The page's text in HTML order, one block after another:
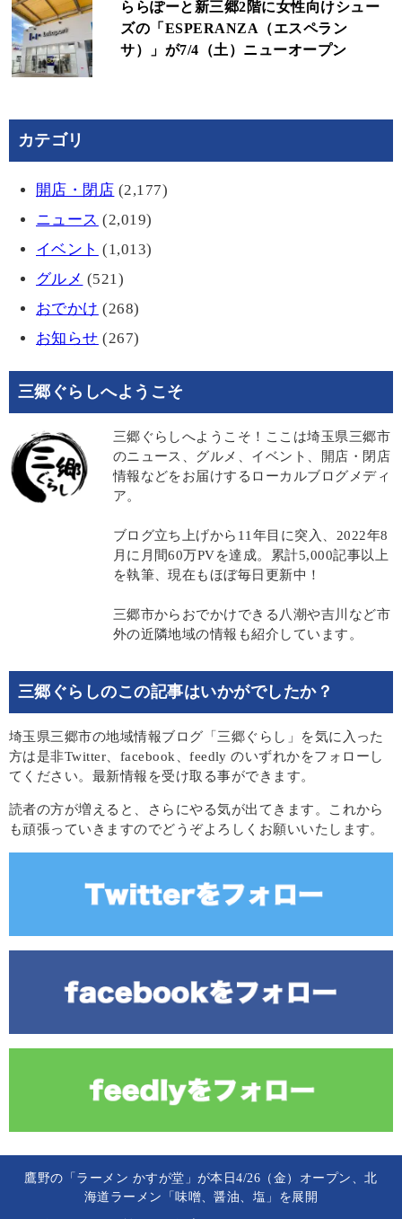
ららぽーと新三郷2階に女性向けシュー
ズの「ESPERANZA（エスペラン
サ）」が7/4（土）ニューオープン
カテゴリ
開店・閉店 (2,177)
ニュース (2,019)
イベント (1,013)
グルメ (521)
おでかけ (268)
お知らせ (267)
三郷ぐらしへようこそ
三郷ぐらしへようこそ！ここは埼玉県三郷市
のニュース、グルメ、イベント、開店・閉店
情報などをお届けするローカルブログメディ
ア。
ブログ立ち上げから11年目に突入、2022年8
月に月間60万PVを達成。累計5,000記事以上
を執筆、現在もほぼ毎日更新中！
三郷市からおでかけできる八潮や吉川など市
外の近隣地域の情報も紹介しています。
三郷ぐらしのこの記事はいかがでしたか？
埼玉県三郷市の地域情報ブログ「三郷ぐらし」を気に入った
方は是非Twitter、facebook、feedly のいずれかをフォローし
てください。最新情報を受け取る事ができます。
読者の方が増えると、さらにやる気が出てきます。これから
も頑張っていきますのでどうぞよろしくお願いいたします。
鷹野の「ラーメン かすが堂」が本日4/26（金）オープン、北
海道ラーメン「味噌、醤油、塩」を展開